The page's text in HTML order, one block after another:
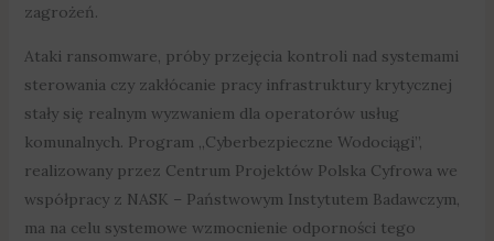
zagrożeń.
Ataki ransomware, próby przejęcia kontroli nad systemami
sterowania czy zakłócanie pracy infrastruktury krytycznej
stały się realnym wyzwaniem dla operatorów usług
komunalnych. Program „Cyberbezpieczne Wodociągi”,
realizowany przez Centrum Projektów Polska Cyfrowa we
współpracy z NASK – Państwowym Instytutem Badawczym,
ma na celu systemowe wzmocnienie odporności tego